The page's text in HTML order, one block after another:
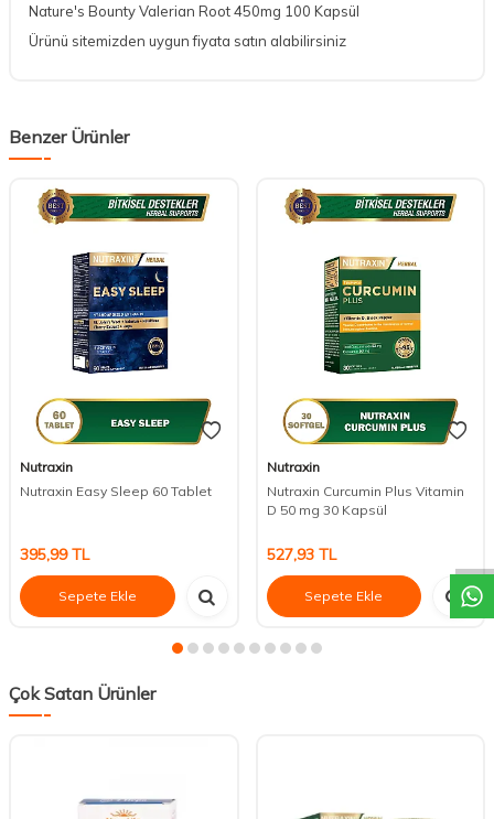
Nature's Bounty Valerian Root 450mg 100 Kapsül
Ürünü sitemizden uygun fiyata satın alabilirsiniz
Benzer Ürünler
Nutraxin
Nutraxin Easy Sleep 60 Tablet
395,99TL
Sepete Ekle
Nutraxin
Nutraxin Curcumin Plus Vitamin
D 50 mg 30 Kapsül
527,93TL
Sepete Ekle
Çok Satan Ürünler